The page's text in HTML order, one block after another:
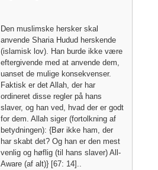
Den muslimske hersker skal
anvende Sharia Hudud herskende
(islamisk lov). Han burde ikke være
eftergivende med at anvende dem,
uanset de mulige konsekvenser.
Faktisk er det Allah, der har
ordineret disse regler på hans
slaver, og han ved, hvad der er godt
for dem. Allah siger (fortolkning af
betydningen): {Bør ikke ham, der
har skabt det? Og han er den mest
venlig og høflig (til hans slaver) All-
Aware (af alt)} [67: 14]..